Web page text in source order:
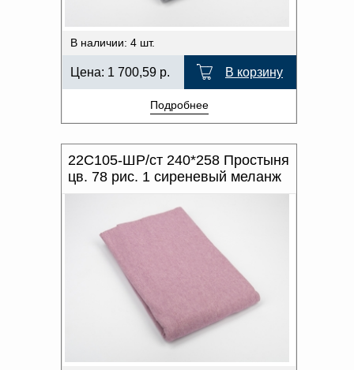
В наличии: 4 шт.
Цена: 1 700,59 р. В корзину
Подробнее
22С105-ШР/ст 240*258 Простыня
цв. 78 рис. 1 сиреневый меланж